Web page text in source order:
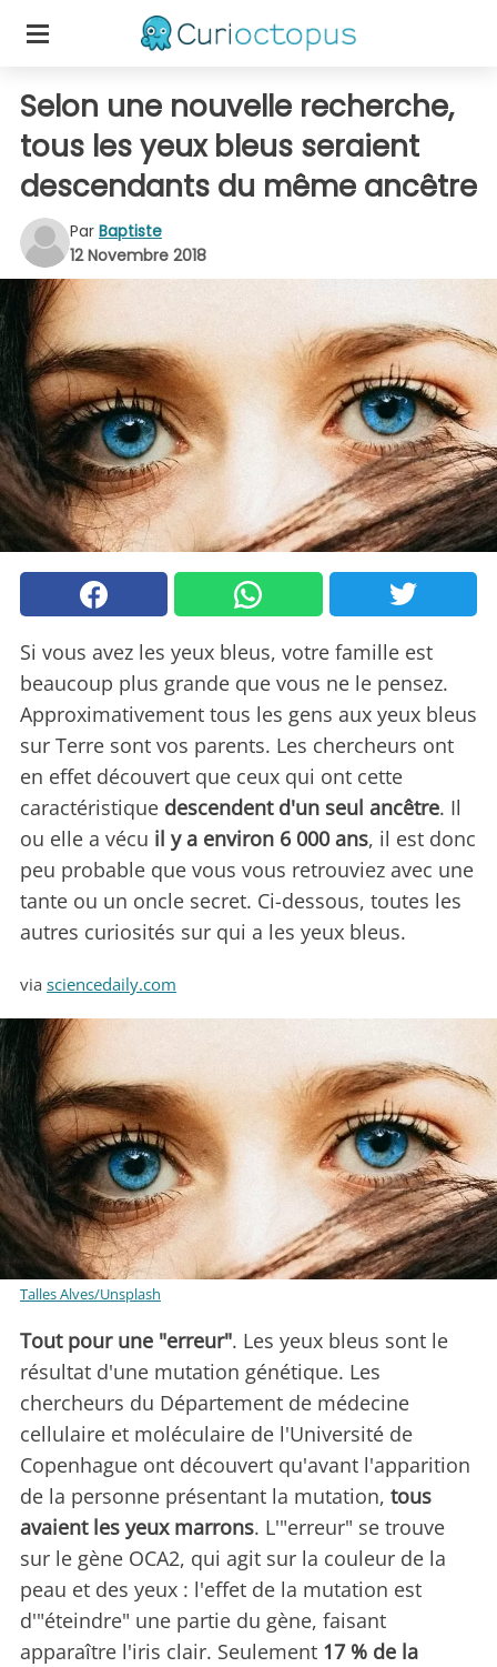
Selon une nouvelle recherche,
tous les yeux bleus seraient
descendants du même ancêtre
Par Baptiste
12 Novembre 2018
Si vous avez les yeux bleus, votre famille est
beaucoup plus grande que vous ne le pensez.
Approximativement tous les gens aux yeux bleus
sur Terre sont vos parents. Les chercheurs ont
en effet découvert que ceux qui ont cette
caractéristique descendent d'un seul ancêtre. Il
ou elle a vécu il y a environ 6 000 ans, il est donc
peu probable que vous vous retrouviez avec une
tante ou un oncle secret. Ci-dessous, toutes les
autres curiosités sur qui a les yeux bleus.
via sciencedaily.com
Talles Alves/Unsplash
Tout pour une "erreur". Les yeux bleus sont le
résultat d'une mutation génétique. Les
chercheurs du Département de médecine
cellulaire et moléculaire de l'Université de
Copenhague ont découvert qu'avant l'apparition
de la personne présentant la mutation, tous
avaient les yeux marrons. L'"erreur" se trouve
sur le gène OCA2, qui agit sur la couleur de la
peau et des yeux : l'effet de la mutation est
d'"éteindre" une partie du gène, faisant
apparaître l'iris clair. Seulement 17 % de la